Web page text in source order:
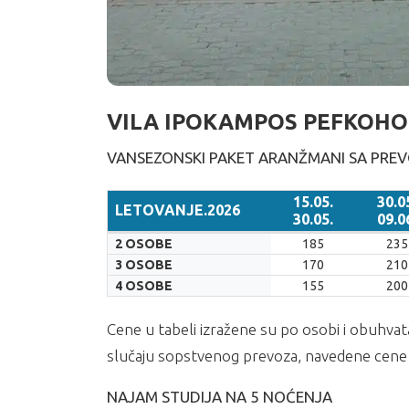
VILA IPOKAMPOS
VANSEZONSKI PAKET ARANŽMANI SA
LETOVANJE.2026
15.05.
30.05.
LETOVANJE.2026
15.05.
30.05.
30.05.
2 OSOBE 185 235
3 OSOBE
170 210
4 OSOBE
155 200
Cene u tabeli izražene su po osobi i
slučaju sopstvenog prevoza, navedene cene
NAJAM STUDIJA NA 5 NOĆENJA